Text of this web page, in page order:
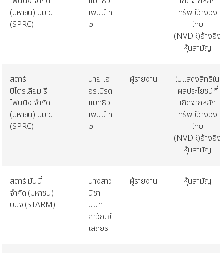
(มหาชน) บมจ.
(SPRC)
เพนน์ ที่
๒
ทรัพย์อ้างอิง
ไทย
(NVDR)อ้างอิ
หุ้นสามัญ
สตาร์
ปิโตรเลียม รี
ไฟน์นิ่ง จำกัด
(มหาชน) บมจ.
(SPRC)
นาย เฮ
อร์เบิร์ต
แมทธิว
เพนน์ ที่
๒
ผู้รายงาน
ใบแสดงสิทธิใน
ผลประโยชน์ที่
เกิดจากหลัก
ทรัพย์อ้างอิง
ไทย
(NVDR)อ้างอิ
หุ้นสามัญ
สตาร์ มันนี่
จำกัด (มหาชน)
บมจ.(STARM)
นางสาว
นิชา
นันท์
ลาวัณย์
เสถียร
ผู้รายงาน หุ้นสามัญ